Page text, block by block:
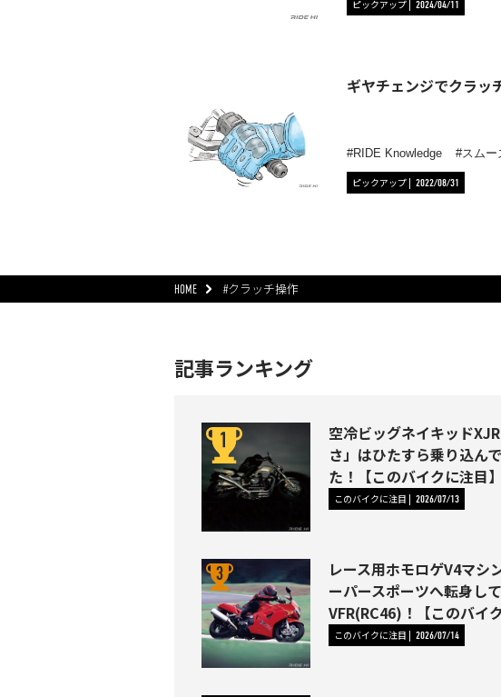
ピックアップ 2024/04/11
ギヤチェンジでクラッ
RIDE Knowledge スムー
ピックアップ 2022/08/31
HOME #クラッチ操作
記事ランキング
空冷ビッグネイキッド
さ」はひたすら乗り込ん
た！【このバイクに注目】
このバイクに注目 2026/07/13
レース用ホモロゲV4マシ
ーパースポーツへ転身し
VFR(RC46)！【このバイ
このバイクに注目 2026/07/14